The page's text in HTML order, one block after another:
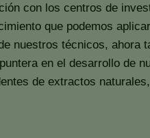
con los centros de
que podemos
nuestros técnicos,
en el desarrollo de
de extractos